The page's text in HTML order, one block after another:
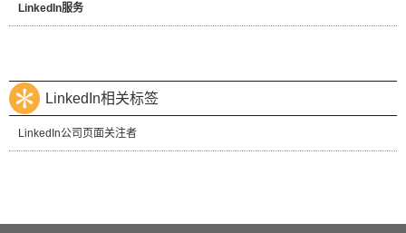
LinkedIn服务
LinkedIn相关标签
LinkedIn公司页面关注者